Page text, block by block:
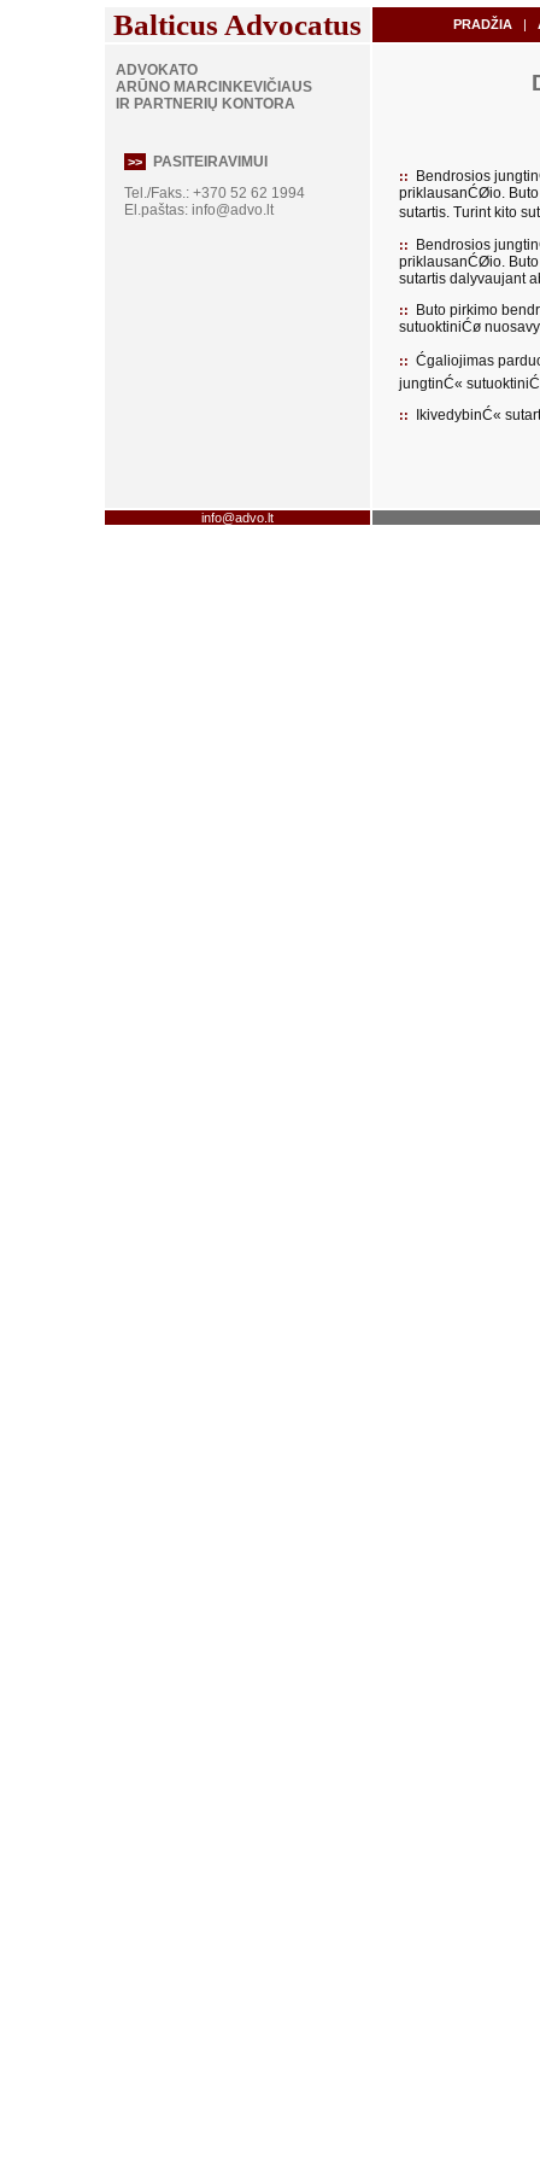
Balticus Advocatus PRADŽIA |
ADVOKATO
ARŪNO MARCINKEVIČIAUS
IR PARTNERIŲ KONTORA
>>
PASITEIRAVIMUI
Tel./Faks.: +370 52 62 1994
El.paštas: info@advo.lt
::
Bendrosios
priklausanĆØio.
sutartis. Turint kito
::
Bendrosios
priklausanĆØio.
sutartis dalyvaujant
::
Buto pirkimo
sutuoktiniĆø
:: Ćgaliojimas
jungtinĆ«
:: IkivedybinĆ«
info@advo.lt